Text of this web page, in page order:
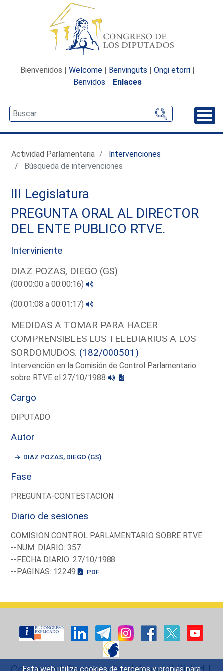
Esta web utiliza cookies de terceros y propias para
Bienvenidos | Welcome | Benvinguts | Ongi etorri |
Benvidos
Enlaces
Actividad Parlamentaria
Intervenciones
Búsqueda de intervenciones
III Legislatura
PREGUNTA ORAL AL DIRECTOR
DEL ENTE PUBLICO RTVE.
Interviniente
DIAZ POZAS, DIEGO (GS)
(00:00:00 a 00:00:16)
(00:01:08 a 00:01:17)
MEDIDAS A TOMAR PARA HACER
COMPRENSIBLES LOS TELEDIARIOS A LOS
SORDOMUDOS. (182/000501)
Intervención en la Comisión de Control Parlamentario
sobre RTVE el 27/10/1988
Cargo
DIPUTADO
Autor
DIAZ POZAS, DIEGO (GS)
Fase
PREGUNTA-CONTESTACION
Diario de sesiones
COMISION CONTROL PARLAMENTARIO SOBRE RTVE
--NUM. DIARIO: 357
--FECHA DIARIO: 27/10/1988
--PAGINAS: 12249
PDF